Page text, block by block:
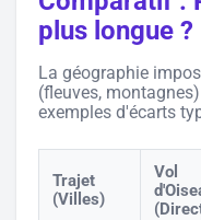
plus longue ?
La géographie
(fleuves,
exemples d'écarts
Trajet
(Villes)
Vol